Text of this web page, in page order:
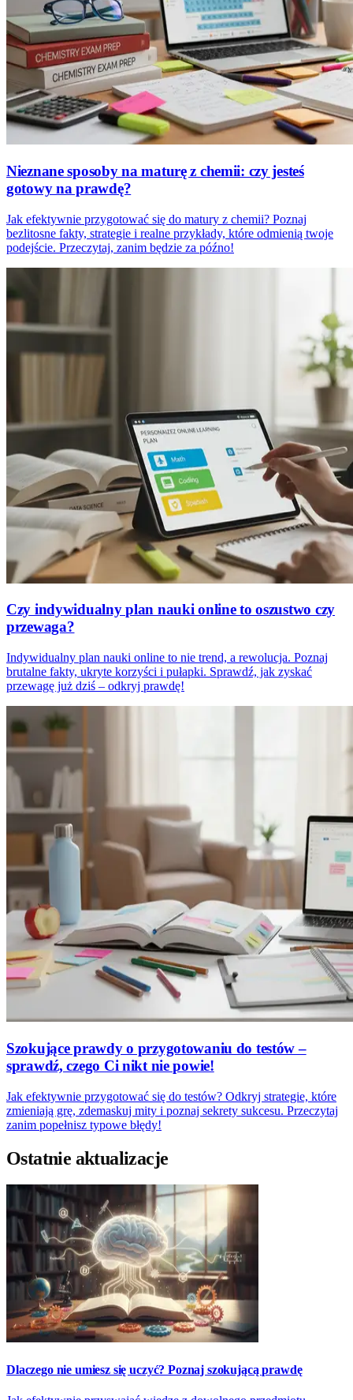
Nieznane sposoby na maturę z chemii: czy jesteś
gotowy na prawdę?
Jak efektywnie przygotować się do matury z chemii? Poznaj
bezlitosne fakty, strategie i realne przykłady, które odmienią twoje
podejście. Przeczytaj, zanim będzie za późno!
Czy indywidualny plan nauki online to oszustwo czy
przewaga?
Indywidualny plan nauki online to nie trend, a rewolucja. Poznaj
brutalne fakty, ukryte korzyści i pułapki. Sprawdź, jak zyskać
przewagę już dziś – odkryj prawdę!
Szokujące prawdy o przygotowaniu do testów –
sprawdź, czego Ci nikt nie powie!
Jak efektywnie przygotować się do testów? Odkryj strategie, które
zmieniają grę, zdemaskuj mity i poznaj sekrety sukcesu. Przeczytaj
zanim popełnisz typowe błędy!
Ostatnie aktualizacje
Dlaczego nie umiesz się uczyć? Poznaj szokującą prawdę